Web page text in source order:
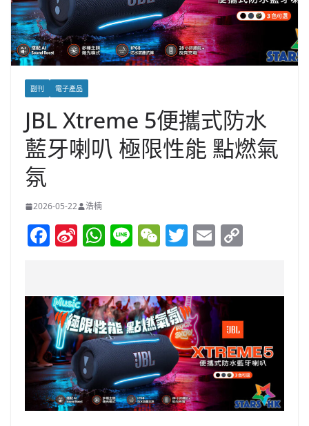
副刊 電子產品
JBL Xtreme 5便攜式防水
藍牙喇叭 極限性能 點燃氣
氛
2026-05-22 浩楠
F
e
b
o
o
k
Si
W
ei
b
o
W
s
A
p
p
Li W
h
at
T
er
E
l y
Li
n
k